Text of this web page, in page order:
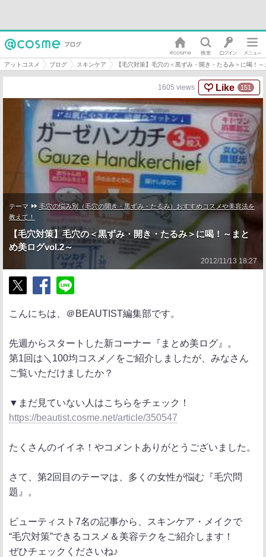
アットコスメ ブログ スキンケア 【毛穴対策】毛穴の＜黒ずみ・開き・たるみ＞に喝！
1605 views Like 151
テーマ
毛穴の悩み別（毛穴の開き・黒ずみ・たるみ）おすすめコスメや美容法を
教えて！
【毛穴対策】毛穴の＜黒ずみ・開き・たるみ＞に喝！～まと
め美ログvol.2～
2012/11/13 18:27
ト
ア
こんにちは、＠BEAUTIST編集部です。
先週からスタートした新コーナー『まとめ美ログ』。
第1回は＼100均コスメ／をご紹介しましたが、みなさん
ご覧いただけましたか？
▼まだ見ていない人はこちらをチェック！
https://beautist.cosme.net/article/350547
たくさんのイイネ！やコメントありがとうございました。
さて、第2回目のテーマは、多くの女性が悩む『毛穴問
題』。
ビューティスト7名の記事から、スキンケア・メイクで
“毛穴対策”できるコスメ＆美容テクをご紹介します！
ぜひチェックくださいね♪